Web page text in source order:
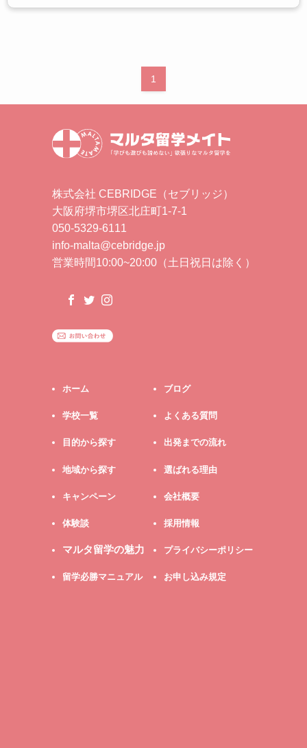
1
株式会社 CEBRIDGE（セブリッジ）
大阪府堺市堺区北庄町1-7-1
050-5329-6111
info-malta@cebridge.jp
営業時間10:00~20:00（土日祝日は除く）
ホーム
学校一覧
目的から探す
地域から探す
キャンペーン
体験談
マルタ留学の魅力
留学必勝マニュアル
ブログ
よくある質問
出発までの流れ
選ばれる理由
会社概要
採用情報
プライバシーポリシー
お申し込み規定